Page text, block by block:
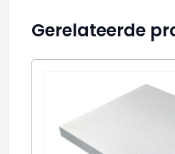
Gerelateerde